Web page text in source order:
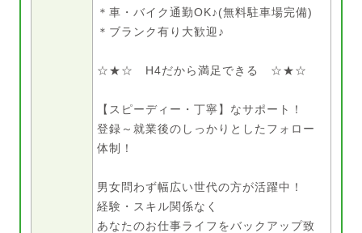
＊車・バイク通勤OK♪(無料駐車場完備)
＊ブランク有り大歓迎♪
☆★☆ H4だから満足できる ☆★☆
【スピーディー・丁寧】なサポート！
登録～就業後のしっかりとしたフォロー
体制！
男女問わず幅広い世代の方が活躍中！
経験・スキル関係なく
あなたのお仕事ライフをバックアップ致